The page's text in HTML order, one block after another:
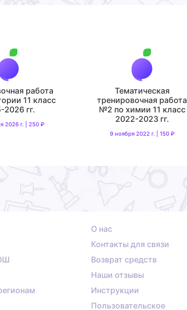
работа
11 класс
2026 гг.
2026 г. | 250 ₽
Тематическая
тренировочная работа
№2 по химии 11 класс
2022-2023 гг.
9 ноября 2022 г. | 150 ₽
О нас
Контакты для связи
Возврат средств
Наши отзывы
Инструкции
Пользовательское